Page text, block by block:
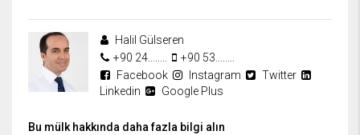
Halil Gülseren
+90 24........
+90 53........
Facebook
Instagram
Twitter
Linkedin
Google Plus
Bu mülk hakkında daha fazla bilgi alın